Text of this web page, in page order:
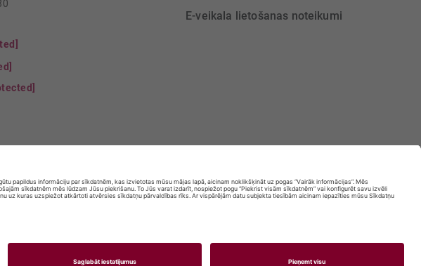
E-veikala lietošanas noteikumi